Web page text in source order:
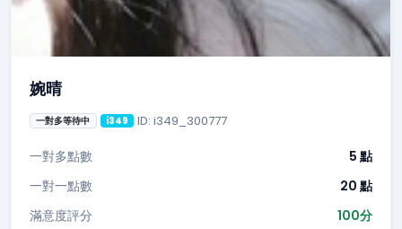
婉晴
一對多等待中 i349 ID: i349_300777
一對多點數
5 點
一對一點數
20 點
滿意度評分
100分